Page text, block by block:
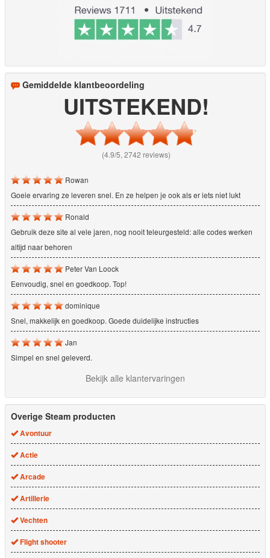
Gemiddelde klantbeoordeling
UITSTEKEND!
(4.9/5, 2742 reviews)
Rowan
Goeie ervaring ze leveren snel. En ze helpen je ook als er iets niet lukt
Ronald
Gebruik deze site al vele jaren, nog nooit teleurgesteld: alle codes werken
altijd naar behoren
Peter Van Loock
Eenvoudig, snel en goedkoop. Top!
dominique
Snel, makkelijk en goedkoop. Goede duidelijke instructies
Jan
Simpel en snel geleverd.
Bekijk alle klantervaringen
Overige Steam producten
Avontuur
Actie
Arcade
Artillerie
Vechten
Flight shooter